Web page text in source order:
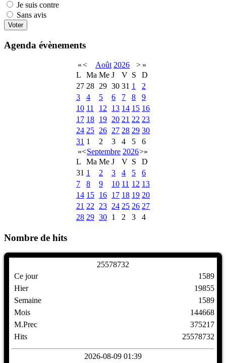
Je suis contre
Sans avis
Agenda évènements
«< Août 2026 > »
L
Ma Me J V S
D
27 28 29 30 31 1
2
3
4 5 6 7 8
9
10 11 12 13 14 15 16
17 18 19 20 21 22 23
24 25 26 27 28 29 30
31 1 2 3 4 5
6
«<Septembre 2026>»
L
Ma Me J V S
D
31 1 2 3 4 5
6
7
8 9 10 11 12 13
14 15 16 17 18 19 20
21 22 23 24 25 26 27
28 29 30 1 2 3 4
Nombre de hits
25578732
Ce jour
Hier
Semaine
Mois
M.Prec
Hits
1589
19855
1589
144668
375217
25578732
2026-08-09 01:39